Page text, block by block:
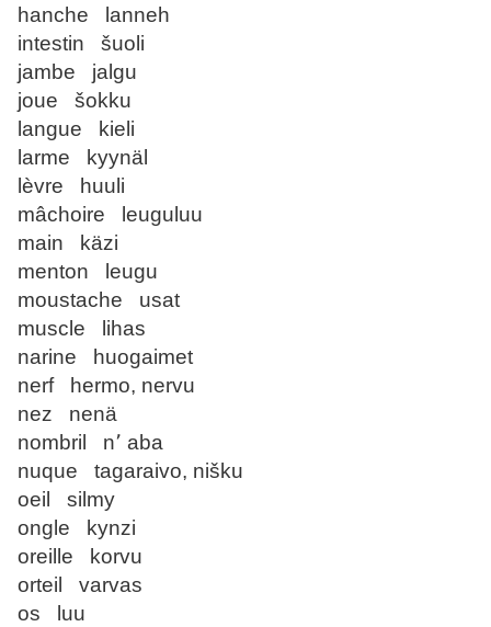
hanche lanneh
intestin šuoli
jambe jalgu
joue šokku
langue kieli
larme kyynäl
lèvre huuli
mâchoire leuguluu
main käzi
menton leugu
moustache usat
muscle lihas
narine huogaimet
nerf hermo, nervu
nez nenä
nombril n՚ aba
nuque tagaraivo, nišku
oeil silmy
ongle kynzi
oreille korvu
orteil varvas
os luu